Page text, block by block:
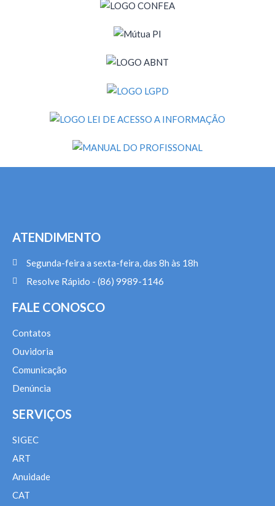
ATENDIMENTO
Segunda-feira a sexta-feira, das 8h às 18h
Resolve Rápido - (86) 9989-1146
FALE CONOSCO
Contatos
Ouvidoria
Comunicação
Denúncia
SERVIÇOS
SIGEC
ART
Anuidade
CAT